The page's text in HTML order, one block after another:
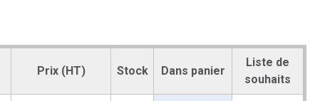
Prix (HT) Stock Dans panier
Liste de
souhaits